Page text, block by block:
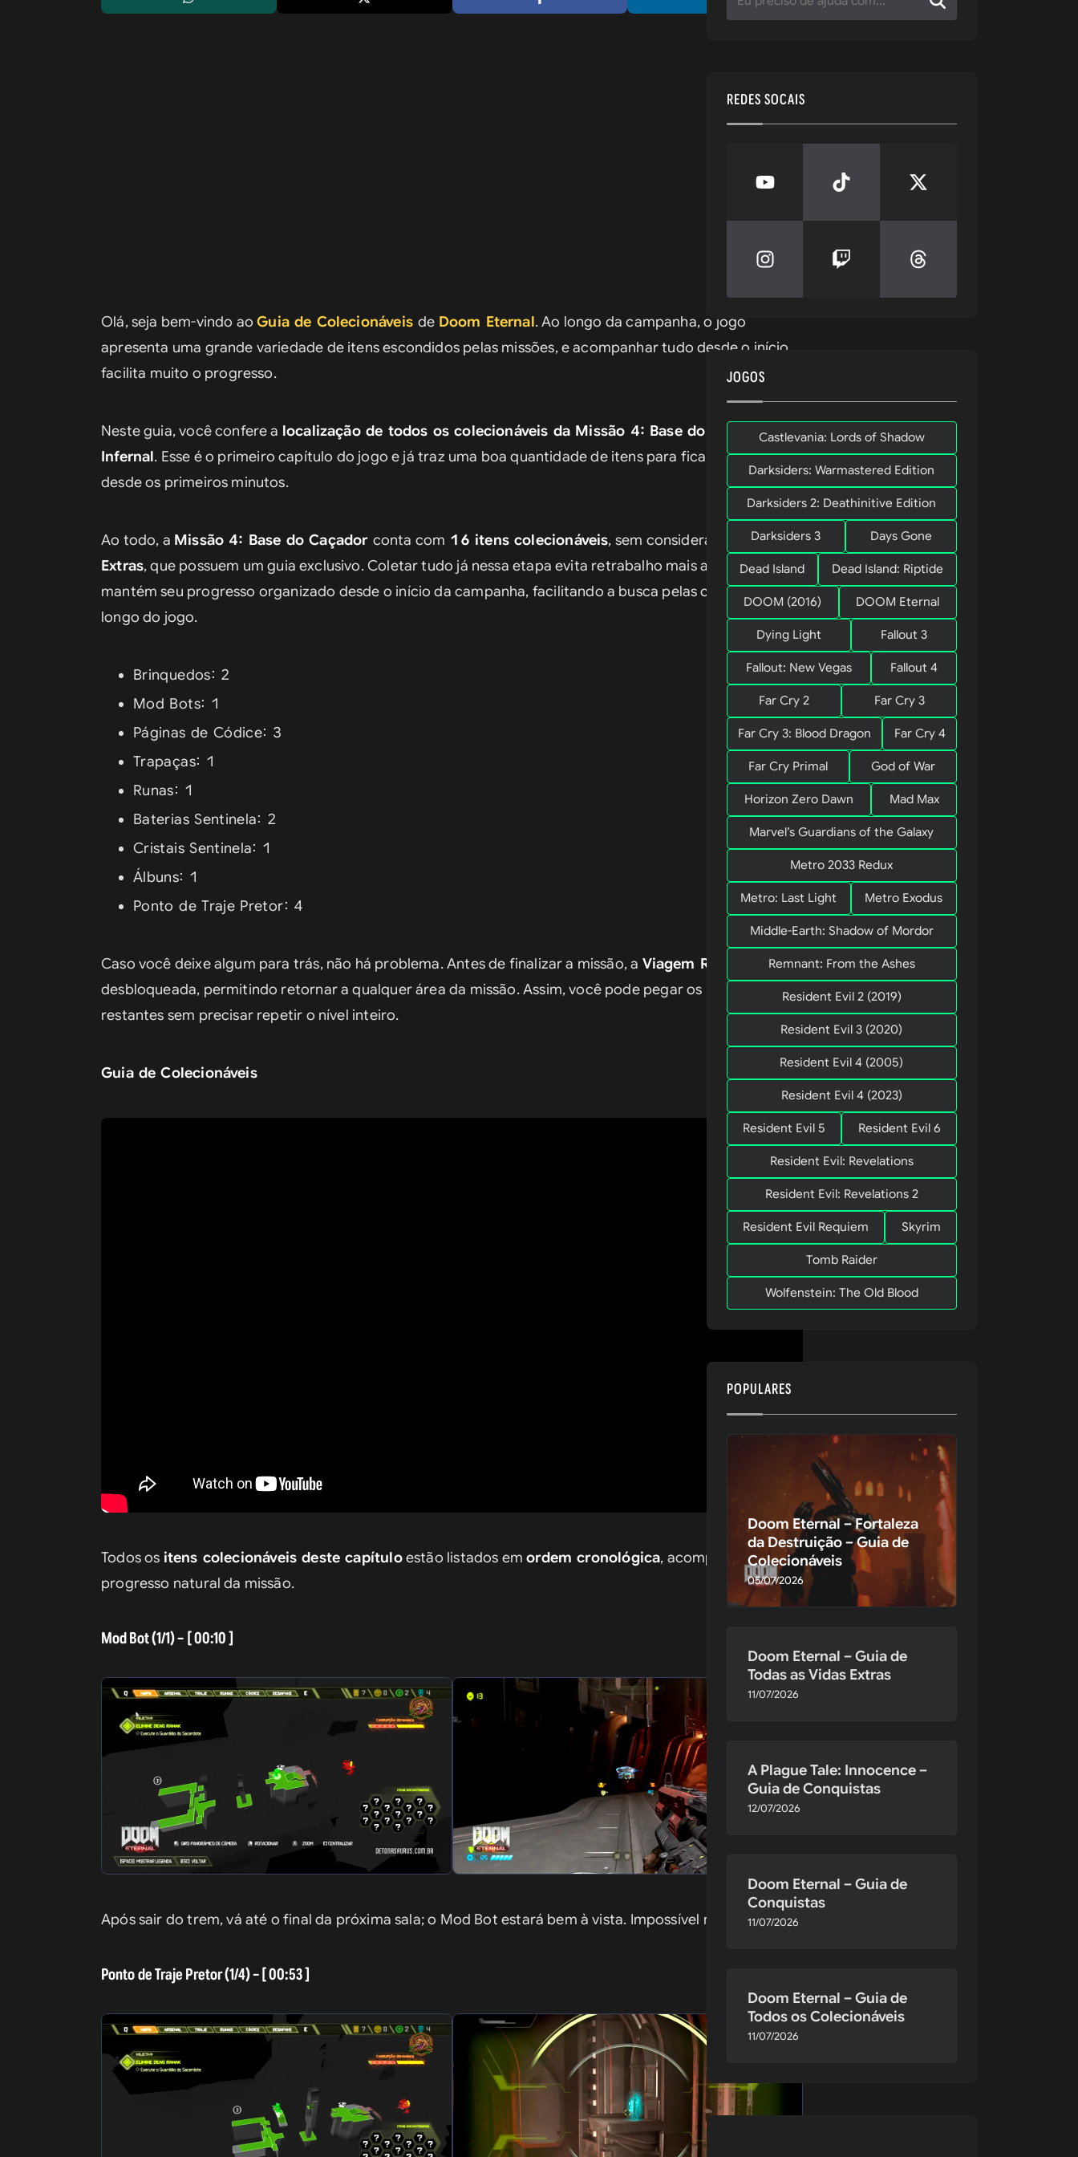
Olá, seja bem-vindo ao Guia de Colecionáveis de Doom Eternal. Ao longo da campanha, o jogo
apresenta uma grande variedade de itens escondidos pelas missões, e acompanhar tudo desde o início
facilita muito o progresso.
Neste guia, você confere a localização de todos os colecionáveis da Missão 4: Base do Caçador
Infernal. Esse é o primeiro capítulo do jogo e já traz uma boa quantidade de itens para ficar atento
desde os primeiros minutos.
Ao todo, a Missão 4: Base do Caçador conta com 16 itens colecionáveis, sem considerar as
Vidas
Extras, que possuem um guia exclusivo. Coletar tudo já nessa etapa evita retrabalho mais adiante e
mantém seu progresso organizado desde o início da campanha, facilitando a busca pelas conquistas ao
longo do jogo.
Brinquedos: 2
Mod Bots: 1
Páginas de Códice: 3
Trapaças: 1
Runas: 1
Baterias Sentinela: 2
Cristais Sentinela: 1
Álbuns: 1
Ponto de Traje Pretor: 4
Caso você deixe algum para trás, não há problema. Antes de finalizar a missão, a Viagem Rápida
desbloqueada, permitindo retornar a qualquer área da missão. Assim, você pode pegar os itens
restantes sem precisar repetir o nível inteiro.
Guia de Colecionáveis
Todos os itens colecionáveis deste capítulo estão listados em ordem cronológica, acompanhando o
progresso natural da missão.
Mod Bot (1/1) – [ 00:10 ]
Após sair do trem, vá até o final da próxima sala; o Mod Bot estará bem à vista. Impossível não vê-lo.
Ponto de Traje Pretor (1/4) – [ 00:53 ]
REDES SOCAIS
JOGOS
Castlevania: Lords of Shadow
Darksiders: Warmastered Edition
Darksiders 2: Deathinitive Edition
Darksiders 3 Days Gone
Dead Island Dead Island: Riptide
DOOM (2016) DOOM Eternal
Dying Light Fallout 3
Fallout: New Vegas Fallout 4
Far Cry 2 Far Cry 3
Far Cry 3: Blood Dragon Far Cry 4
Far Cry Primal God of War
Horizon Zero Dawn Mad Max
Marvel’s Guardians of the Galaxy
Metro 2033 Redux
Metro: Last Light Metro Exodus
Middle-Earth: Shadow of Mordor
Remnant: From the Ashes
Resident Evil 2 (2019)
Resident Evil 3 (2020)
Resident Evil 4 (2005)
Resident Evil 4 (2023)
Resident Evil 5 Resident Evil 6
Resident Evil: Revelations
Resident Evil: Revelations 2
Resident Evil Requiem Skyrim
Tomb Raider
Wolfenstein: The Old Blood
POPULARES
Doom Eternal – Fortaleza
da Destruição – Guia de
Colecionáveis
05/07/2026
Doom Eternal – Guia de
Todas as Vidas Extras
11/07/2026
A Plague Tale: Innocence –
Guia de Conquistas
12/07/2026
Doom Eternal – Guia de
Conquistas
11/07/2026
Doom Eternal – Guia de
Todos os Colecionáveis
11/07/2026